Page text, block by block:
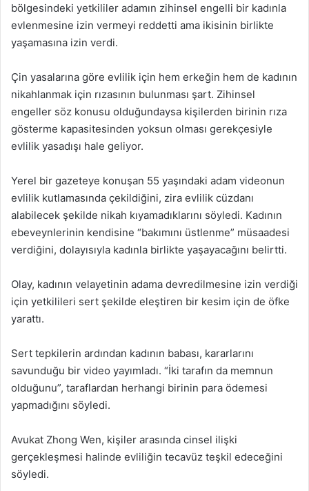
bölgesindeki yetkililer adamın zihinsel engelli bir kadınla
evlenmesine izin vermeyi reddetti ama ikisinin birlikte
yaşamasına izin verdi.
Çin yasalarına göre evlilik için hem erkeğin hem de kadının
nikahlanmak için rızasının bulunması şart. Zihinsel
engeller söz konusu olduğundaysa kişilerden birinin rıza
gösterme kapasitesinden yoksun olması gerekçesiyle
evlilik yasadışı hale geliyor.
Yerel bir gazeteye konuşan 55 yaşındaki adam videonun
evlilik kutlamasında çekildiğini, zira evlilik cüzdanı
alabilecek şekilde nikah kıyamadıklarını söyledi. Kadının
ebeveynlerinin kendisine “bakımını üstlenme” müsaadesi
verdiğini, dolayısıyla kadınla birlikte yaşayacağını belirtti.
Olay, kadının velayetinin adama devredilmesine izin verdiği
için yetkilileri sert şekilde eleştiren bir kesim için de öfke
yarattı.
Sert tepkilerin ardından kadının babası, kararlarını
savunduğu bir video yayımladı. “İki tarafın da memnun
olduğunu”, taraflardan herhangi birinin para ödemesi
yapmadığını söyledi.
Avukat Zhong Wen, kişiler arasında cinsel ilişki
gerçekleşmesi halinde evliliğin tecavüz teşkil edeceğini
söyledi.